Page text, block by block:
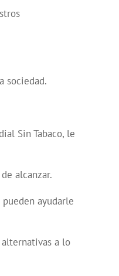
sociedad.
Sin Tabaco, le
alcanzar.
ayudarle
alternativas a lo